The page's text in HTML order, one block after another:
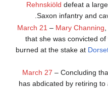
Rehnskiöld defeat a
Saxon infantry and
.
March 21 – Mary Channing
that she was convicted
burned at the stake at
March 27 – Concluding
has abdicated by retiring